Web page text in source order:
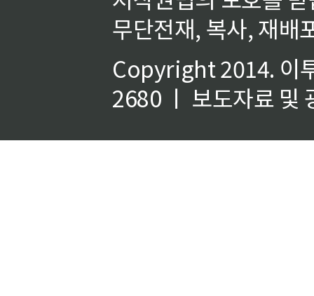
무단전재, 복사, 재배
Copyright 2014. 이
2680 ㅣ 보도자료